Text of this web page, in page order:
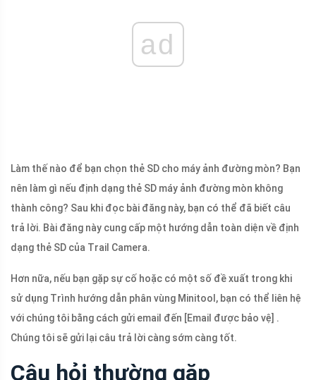
ad
Làm thế nào để bạn chọn thẻ SD cho máy ảnh đường mòn? Bạn
nên làm gì nếu định dạng thẻ SD máy ảnh đường mòn không
thành công? Sau khi đọc bài đăng này, bạn có thể đã biết câu
trả lời. Bài đăng này cung cấp một hướng dẫn toàn diện về định
dạng thẻ SD của Trail Camera.
Hơn nữa, nếu bạn gặp sự cố hoặc có một số đề xuất trong khi
sử dụng Trình hướng dẫn phân vùng Minitool, bạn có thể liên hệ
với chúng tôi bằng cách gửi email đến [Email được bảo vệ] .
Chúng tôi sẽ gửi lại câu trả lời càng sớm càng tốt.
Câu hỏi thường gặp